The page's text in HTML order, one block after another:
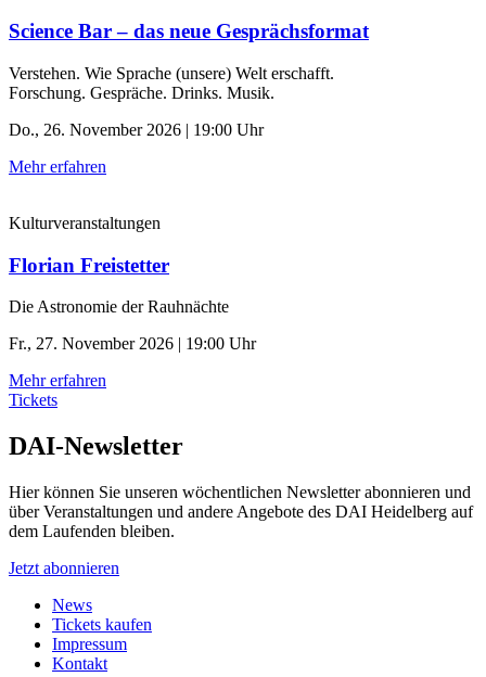
Science Bar – das neue Gesprächsformat
Verstehen. Wie Sprache (unsere) Welt erschafft.
Forschung. Gespräche. Drinks. Musik.
Do., 26. November 2026 | 19:00 Uhr
Mehr erfahren
Kulturveranstaltungen
Florian Freistetter
Die Astronomie der ­Rauhnächte
Fr., 27. November 2026 | 19:00 Uhr
Mehr erfahren
Tickets
DAI-Newsletter
Hier können Sie unseren wöchentlichen Newsletter abonnieren und
über Veranstaltungen und andere Angebote des DAI Heidelberg auf
dem Laufenden bleiben.
Jetzt abonnieren
News
Tickets kaufen
Impressum
Kontakt